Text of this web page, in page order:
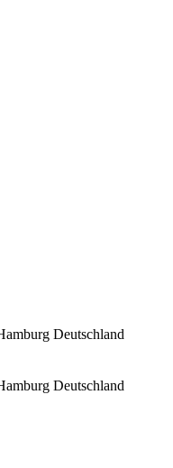
Deutschland
Deutschland